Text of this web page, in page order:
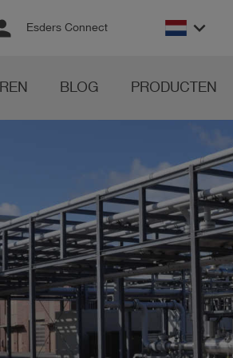
Esders Connect keyboard_arrow_down
BLOG PRODUCTEN